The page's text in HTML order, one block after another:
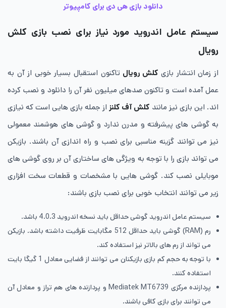
دانلود بازی هی دی برای کامپیوتر
سیستم عامل اندروید مورد نیاز برای نصب بازی کلش
رویال
از زمان انتشار بازی کلش رویال تاکنون استقبال بسیار خوبی از آن به
عمل آمده است و تاکنون صدهای میلیون نفر آن را دانلود و نصب کرده
اند. این بازی نیز مانند کلش آف کلنز از جمله بازی هایی است که نیازی
به گوشی های پیشرفته و مدرن ندارد و گوشی های هوشمند معمولی
نیز می توانند گزینه مناسبی برای نصب و راه اندازی آن باشند. بازیکن
می تواند بازی را با توجه به ویژگی های ساختاری آن بر روی گوشی های
موبایلی نصب کند. گوشی هایی با مشخصات و قطعات سخت افزاری
زیر می توانند انتخاب خوبی برای نصب بازی باشند:
سیستم عامل اندروید گوشی حداقل باید نسخه اندروید 4.0.3 باشد.
رم (RAM) گوشی باید حداقل 512 مگابایت ظرفیت داشته باشد. بازیکن
می تواند از رم های بالاتر نیز استفاده کند.
با توجه به حجم کم بازی بازیکنان می توانند از فضایی معادل 1 گیگا بایت
استفاده کنند.
پردازنده مرکزی Mediatek MT6739 و پردازنده های هم تراز و معادل آن
می توانند برای بازی کافی باشند.